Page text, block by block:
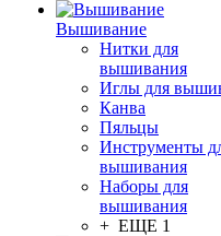
Вышивание
Нитки для
вышивания
Иглы для
Канва
Пяльцы
Инструменты
вышивания
Наборы для
вышивания
+ ЕЩЕ 1